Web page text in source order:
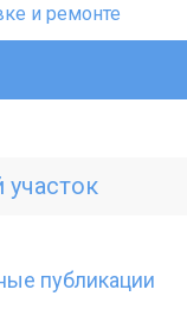
публикации